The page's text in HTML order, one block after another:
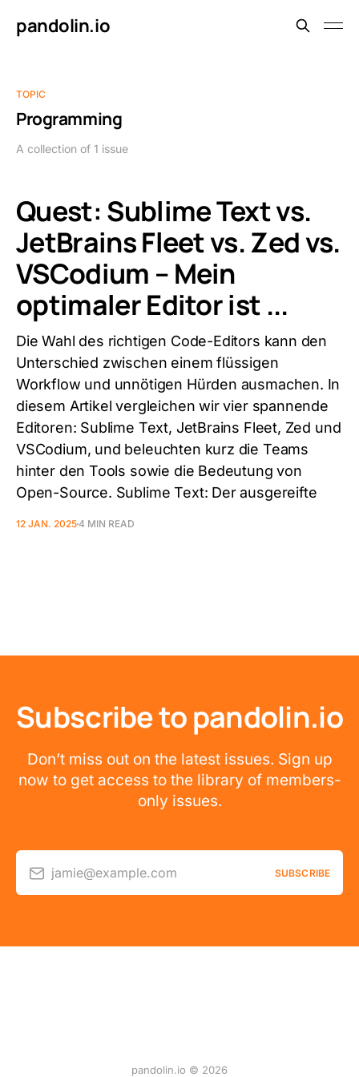
pandolin.io
TOPIC
Programming
A collection of 1 issue
Quest: Sublime Text vs.
JetBrains Fleet vs. Zed vs.
VSCodium – Mein
optimaler Editor ist ...
Die Wahl des richtigen Code-Editors kann den
Unterschied zwischen einem flüssigen
Workflow und unnötigen Hürden ausmachen. In
diesem Artikel vergleichen wir vier spannende
Editoren: Sublime Text, JetBrains Fleet, Zed und
VSCodium, und beleuchten kurz die Teams
hinter den Tools sowie die Bedeutung von
Open-Source. Sublime Text: Der ausgereifte
12 JAN. 20254 MIN READ
Subscribe to pandolin.io
Don’t miss out on the latest issues. Sign up
now to get access to the library of members-
only issues.
jamie@example.com SUBSCRIBE
pandolin.io © 2026